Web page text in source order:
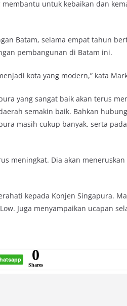
untuk kebaikan dan
Batam, selama empat tahun
pembangunan di Batam ini.
kota yang modern,” kata
yang sangat baik akan terus
semakin baik. Bahkan
masih cukup banyak, serta
meningkat. Dia akan
kepada Konjen Singapura.
Juga menyampaikan ucapan
0
Shares